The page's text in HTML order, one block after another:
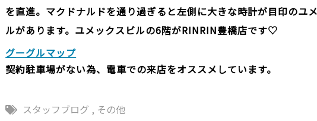
を直進。マクドナルドを通り過ぎると左側に大きな時計が目印のユ
ルがあります。ユメックスビルの6階がRINRIN豊橋店です♡
グーグルマップ
契約駐車場がない為、電車での来店をオススメしています。
スタッフブログ , その他